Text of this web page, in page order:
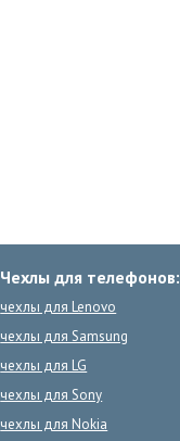
Чехлы для телефонов:
чехлы для Lenovo
чехлы для Samsung
чехлы для LG
чехлы для Sony
чехлы для Nokia